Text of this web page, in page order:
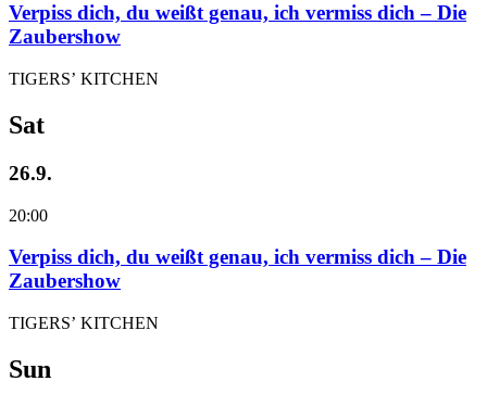
Verpiss dich, du weißt genau, ich vermiss dich – Die
Zaubershow
TIGERS’ KITCHEN
Sat
26.9.
20:00
Verpiss dich, du weißt genau, ich vermiss dich – Die
Zaubershow
TIGERS’ KITCHEN
Sun